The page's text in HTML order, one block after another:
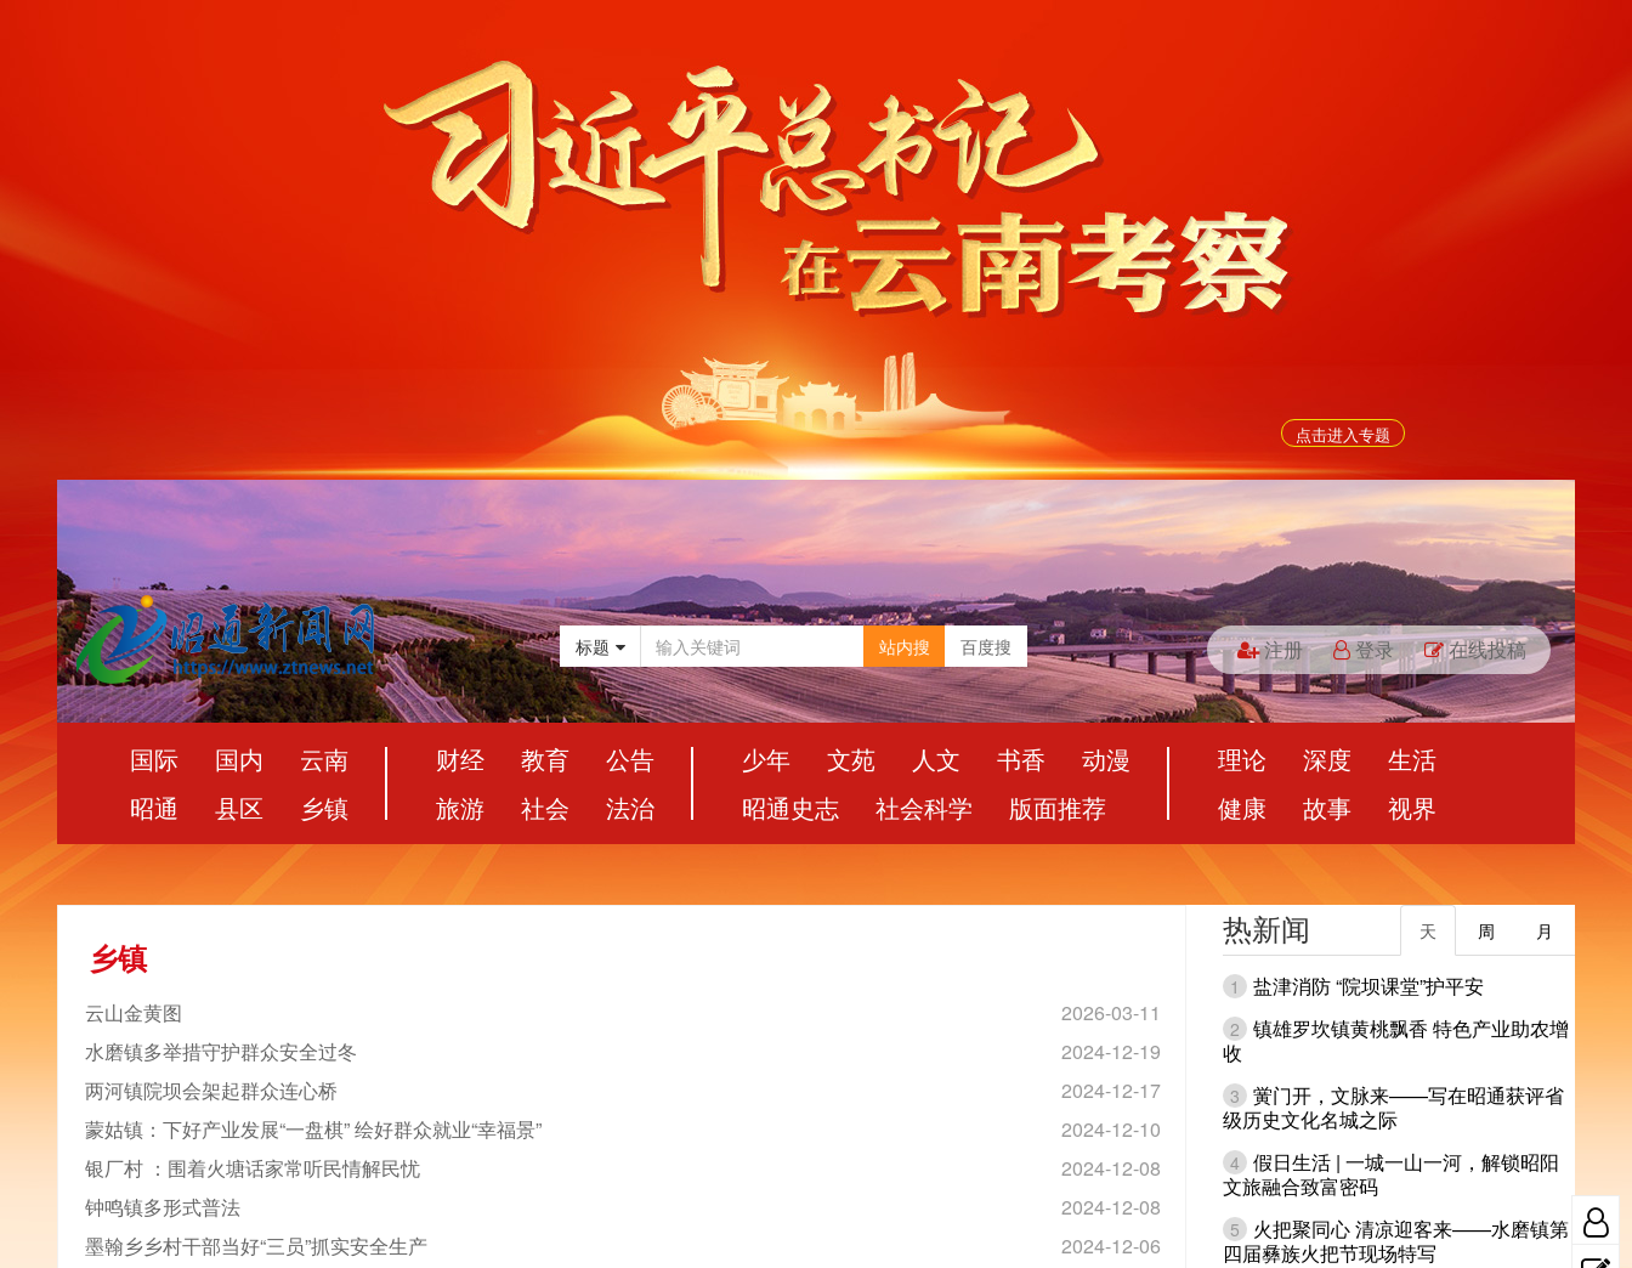
点击进入专题
标题 站内搜 百度搜 注册 登录 在线投稿
国际 国内
云南
昭通
县区 乡镇
财经 教育
公告
旅游
社会 法治
少年 文苑 人文 书香
动漫
昭通史志
社会科学 版面推荐
理论 深度
生活
健康
故事 视界
乡镇
2026-03-11
云山金黄图
2024-12-19
水磨镇多举措守护群众安全过冬
2024-12-17
两河镇院坝会架起群众连心桥
2024-12-10
蒙姑镇：下好产业发展“一盘棋” 绘好群众就业“幸福景”
2024-12-08
银厂村 ：围着火塘话家常听民情解民忧
2024-12-08
钟鸣镇多形式普法
2024-12-06
墨翰乡乡村干部当好“三员”抓实安全生产
热新闻 月
周
天
1 盐津消防 “院坝课堂”护平安
2 镇雄罗坎镇黄桃飘香 特色产业助农增
收
3 黉门开，文脉来——写在昭通获评省
级历史文化名城之际
4 假日生活 | 一城一山一河，解锁昭阳
文旅融合致富密码
5
火把聚同心 清凉迎客来——水磨镇第
四届彝族火把节现场特写